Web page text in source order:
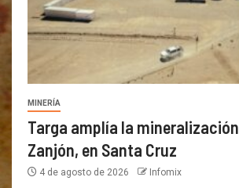
MINERÍA
Targa amplía la
Zanjón, en Santa Cruz
4 de agosto de 2026 Infomix